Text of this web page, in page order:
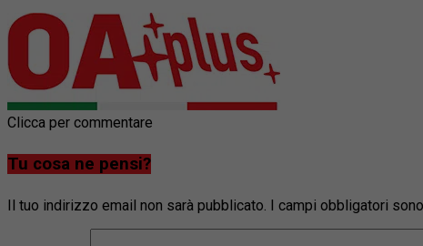
Clicca per commentare
Tu cosa ne pensi?
Il tuo indirizzo email non sarà pubblicato. I campi obbligatori